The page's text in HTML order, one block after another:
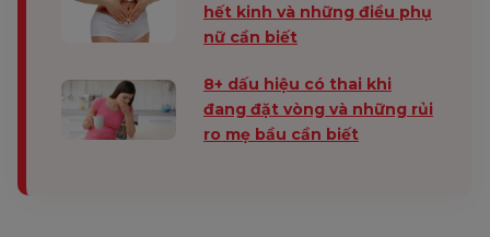
hết kinh và những điều phụ
nữ cần biết
8+ dấu hiệu có thai khi
đang đặt vòng và những rủi
ro mẹ bầu cần biết